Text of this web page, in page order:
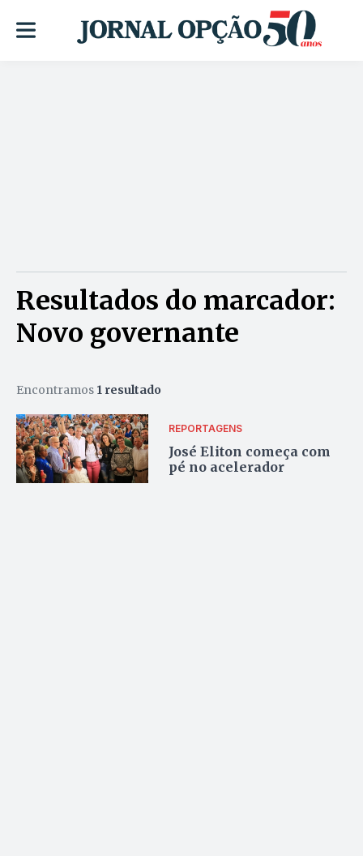
Resultados do marcador:
Novo governante
Encontramos 1 resultado
REPORTAGENS
José Eliton começa com
pé no acelerador